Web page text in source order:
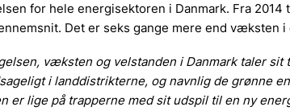
for hele energisektoren i Danmark. Fra 2014
Det er seks gange mere end væksten
væksten og velstanden i Danmark taler sit
i landdistrikterne, og navnlig de grønne
er lige på trapperne med sit udspil til en ny